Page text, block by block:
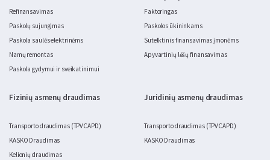
Refinansavimas
Paskolų sujungimas
Paskola saulės elektrinėms
Namų remontas
Paskola gydymui ir sveikatinimui
Faktoringas
Paskolos ūkininkams
Sutelktinis finansavimas įmonėms
Apyvartinių lėšų finansavimas
Fizinių asmenų draudimas
Transporto draudimas (TPVCAPD)
KASKO Draudimas
Kelionių draudimas
Juridinių asmenų draudimas
Transporto draudimas (TPVCAPD)
KASKO Draudimas